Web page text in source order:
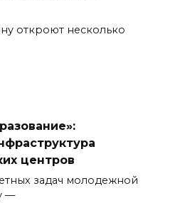
откроют несколько
центров
задач молодежной
—